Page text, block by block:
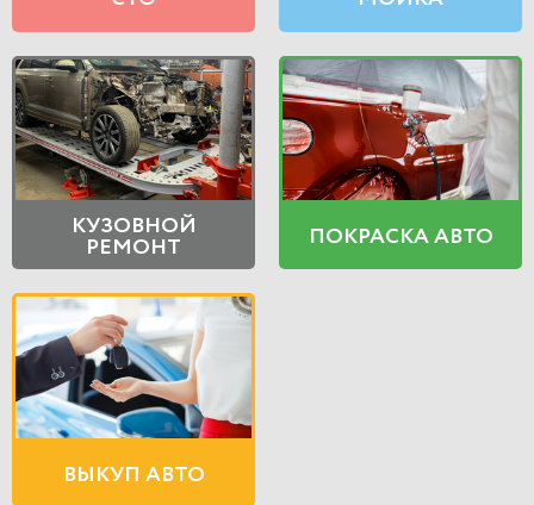
КУЗОВНОЙ
РЕМОНТ ПОКРАСКА АВТО
ВЫКУП АВТО